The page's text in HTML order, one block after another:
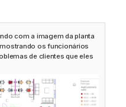
com a imagem da planta
os funcionários
de clientes que eles